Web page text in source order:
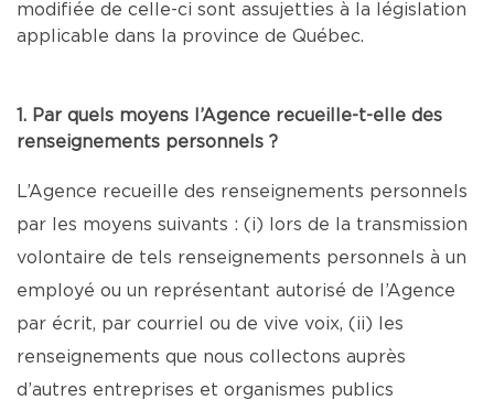
modifiée de celle-ci sont assujetties à la législation
applicable dans la province de Québec.
1. Par quels moyens l’Agence recueille-t-elle des
renseignements personnels ?
L’Agence recueille des renseignements personnels
par les moyens suivants : (i) lors de la transmission
volontaire de tels renseignements personnels à un
employé ou un représentant autorisé de l’Agence
par écrit, par courriel ou de vive voix, (ii) les
renseignements que nous collectons auprès
d’autres entreprises et organismes publics